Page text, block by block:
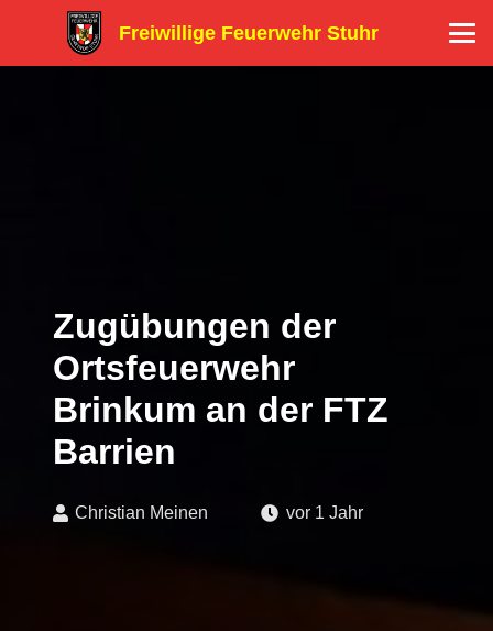
Freiwillige Feuerwehr Stuhr
Zugübungen der
Ortsfeuerwehr
Brinkum an der FTZ
Barrien
Christian Meinen vor 1 Jahr